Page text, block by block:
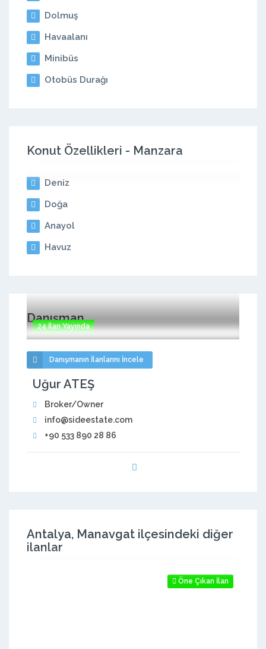
Dolmuş
Havaalanı
Minibüs
Otobüs Durağı
Konut Özellikleri - Manzara
Deniz
Doğa
Anayol
Havuz
Danışman
24 İlan Yayında
Danışmanın İlanlarını İncele
Uğur ATEŞ
Broker/Owner
info@sideestate.com
+90 533 890 28 86
Antalya, Manavgat ilçesindeki diğer
ilanlar
Öne Çıkan İlan